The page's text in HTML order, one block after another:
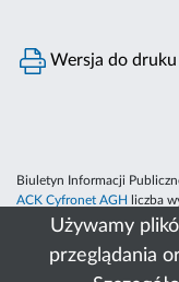
Używamy
przeglądania
Wersja do druku
Biuletyn Informacji
ACK Cyfronet AGH
liczba